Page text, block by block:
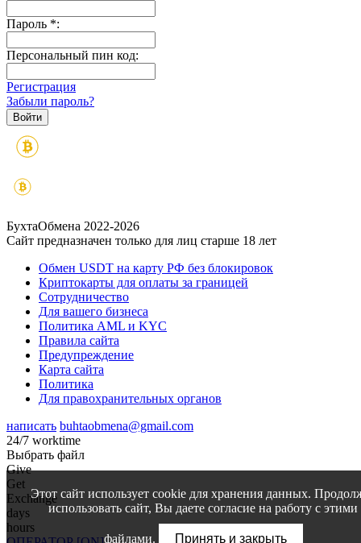
Пароль *:
Персональный пин код:
Регистрация
Забыли пароль?
БухтаОбмена 2022-2026
Сайт предназначен только для лиц старше 18 лет
Обмен USDT на карту РФ без блокировок
Криптокарты для оплаты за границей
Сотрудничество
Для вашего бизнеса
Политика AML и KYC
Правила сайта
Предупреждение
Карта сайта
Политика
Для правохранительных органов
написать buhtaobmena@gmail.com
24/7 worktime
Выбрать файл
Give
Get
Exchange
days
hours
Этот сайт использует cookie для хранения данных.
использовать сайт, Вы даете согласие на работу с этими
файлами. Принять и закрыть